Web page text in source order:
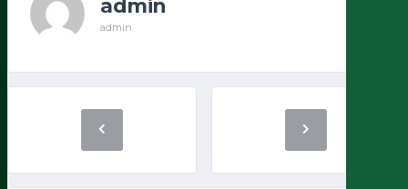
admin
admin